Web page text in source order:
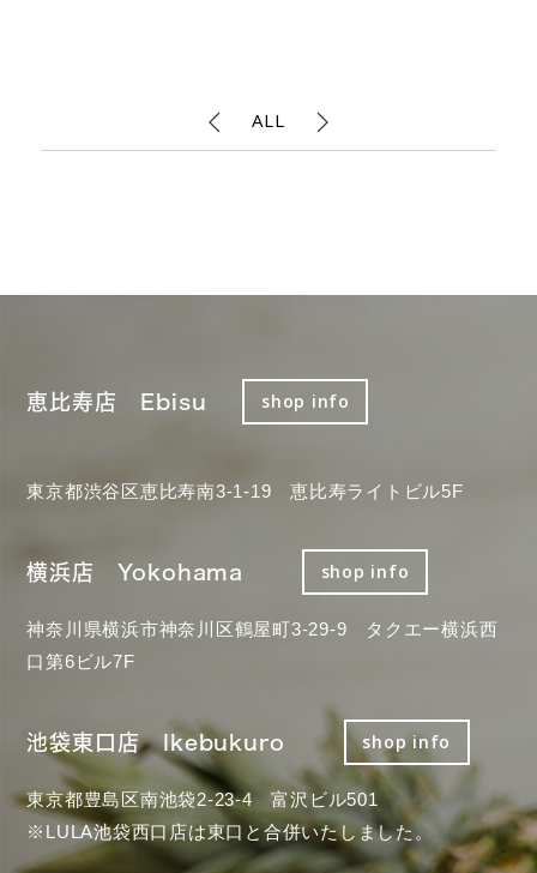
ALL
恵比寿店 Ebisu shop info
東京都渋谷区恵比寿南3-1-19 恵比寿ライトビル5F
横浜店 Yokohama shop info
神奈川県横浜市神奈川区鶴屋町3-29-9 タクエー横浜西
口第6ビル7F
池袋東口店 Ikebukuro shop info
東京都豊島区南池袋2-23-4 富沢ビル501
※LULA池袋西口店は東口と合併いたしました。